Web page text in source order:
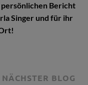
Bericht
Singer und für ihr
NÄCHSTER BLOG